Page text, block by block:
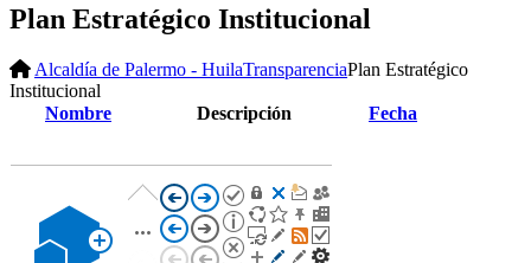
Plan Estratégico Institucional
Alcaldía de Palermo - HuilaTransparenciaPlan Estratégico
Institucional
Nombre
Descripción Fecha